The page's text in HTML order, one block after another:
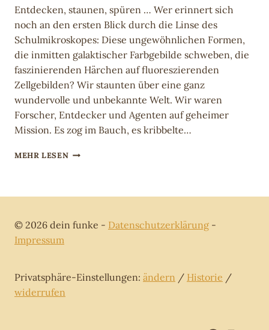
Entdecken, staunen, spüren … Wer erinnert sich
noch an den ersten Blick durch die Linse des
Schulmikroskopes: Diese ungewöhnlichen Formen,
die inmitten galaktischer Farbgebilde schweben, die
faszinierenden Härchen auf fluoreszierenden
Zellgebilden? Wir staunten über eine ganz
wundervolle und unbekannte Welt. Wir waren
Forscher, Entdecker und Agenten auf geheimer
Mission. Es zog im Bauch, es kribbelte…
MEHR LESENMIKROSKOPISCHE
© 2026 dein funke - Datenschutzerklärung -
Impressum
Privatsphäre-Einstellungen: ändern / Historie /
widerrufen